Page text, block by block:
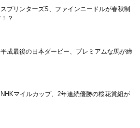
プリンターズS、ファインニードルが春秋制
？
成最後の日本ダービー、プレミアムな馬が締
マイルカップ、2年連続優勝の桜花賞組が